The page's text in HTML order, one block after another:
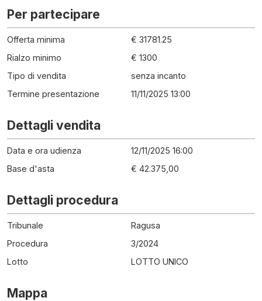
Per partecipare
Offerta minima
€ 31781.25
Rialzo minimo
€ 1300
Tipo di vendita
senza incanto
Termine presentazione
11/11/2025 13:00
Dettagli vendita
Data e ora udienza
12/11/2025 16:00
Base d'asta
€ 42.375,00
Dettagli procedura
Tribunale
Ragusa
Procedura
3/2024
Lotto
LOTTO UNICO
Mappa